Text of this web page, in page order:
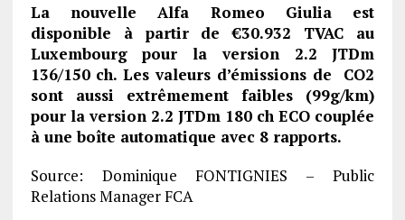
La nouvelle Alfa Romeo Giulia est
disponible à partir de €30.932 TVAC au
Luxembourg pour la version 2.2 JTDm
136/150 ch. Les valeurs d’émissions de CO2
sont aussi extrêmement faibles (99g/km)
pour la version 2.2 JTDm 180 ch ECO couplée
à une boîte automatique avec 8 rapports.
Source: Dominique FONTIGNIES – Public
Relations Manager FCA